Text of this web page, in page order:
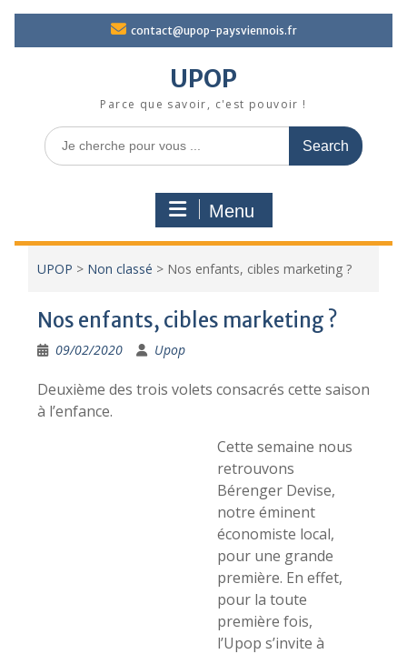
contact@upop-paysviennois.fr
UPOP
Parce que savoir, c'est pouvoir !
Search
for:
Menu
UPOP > Non classé > Nos enfants, cibles marketing ?
Nos enfants, cibles marketing ?
09/02/2020 Upop
Deuxième des trois volets consacrés cette saison
à l’enfance.
Cette semaine nous
retrouvons
Bérenger Devise,
notre éminent
économiste local,
pour une grande
première. En effet,
pour la toute
première fois,
l’Upop s’invite à